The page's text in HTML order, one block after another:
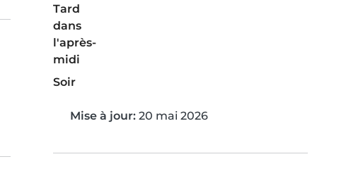
Tard
dans
l'après-
midi
Soir
Mise à jour: 20 mai 2026